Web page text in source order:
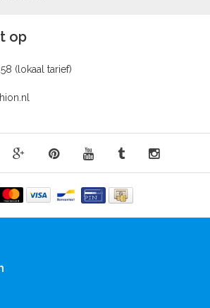
op
(lokaal tarief)